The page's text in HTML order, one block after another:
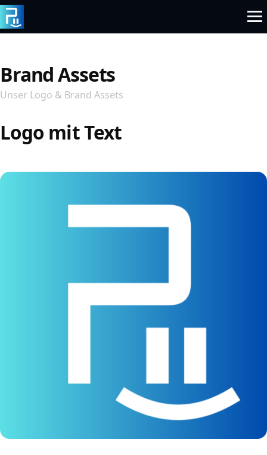
Zum
Inhalt
springen
Brand Assets
Unser Logo & Brand Assets
Logo mit Text